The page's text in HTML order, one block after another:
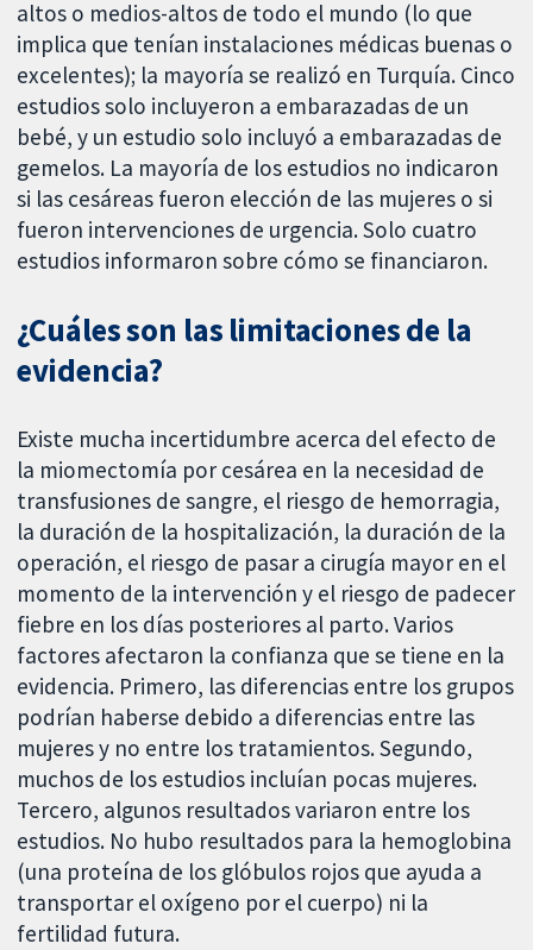
altos o medios-altos de todo el mundo (lo que
implica que tenían instalaciones médicas buenas o
excelentes); la mayoría se realizó en Turquía. Cinco
estudios solo incluyeron a embarazadas de un
bebé, y un estudio solo incluyó a embarazadas de
gemelos. La mayoría de los estudios no indicaron
si las cesáreas fueron elección de las mujeres o si
fueron intervenciones de urgencia. Solo cuatro
estudios informaron sobre cómo se financiaron.
¿Cuáles son las limitaciones de la
evidencia?
Existe mucha incertidumbre acerca del efecto de
la miomectomía por cesárea en la necesidad de
transfusiones de sangre, el riesgo de hemorragia,
la duración de la hospitalización, la duración de la
operación, el riesgo de pasar a cirugía mayor en el
momento de la intervención y el riesgo de padecer
fiebre en los días posteriores al parto. Varios
factores afectaron la confianza que se tiene en la
evidencia. Primero, las diferencias entre los grupos
podrían haberse debido a diferencias entre las
mujeres y no entre los tratamientos. Segundo,
muchos de los estudios incluían pocas mujeres.
Tercero, algunos resultados variaron entre los
estudios. No hubo resultados para la hemoglobina
(una proteína de los glóbulos rojos que ayuda a
transportar el oxígeno por el cuerpo) ni la
fertilidad futura.